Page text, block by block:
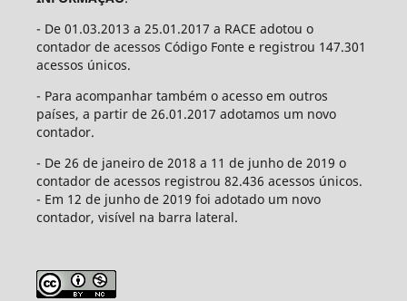
- De 01.03.2013 a 25.01.2017 a RACE adotou o
contador de acessos Código Fonte e registrou 147.301
acessos únicos.
- Para acompanhar também o acesso em outros
países, a partir de 26.01.2017 adotamos um novo
contador.
- De 26 de janeiro de 2018 a 11 de junho de 2019 o
contador de acessos registrou 82.436 acessos únicos.
- Em 12 de junho de 2019 foi adotado um novo
contador, visível na barra lateral.